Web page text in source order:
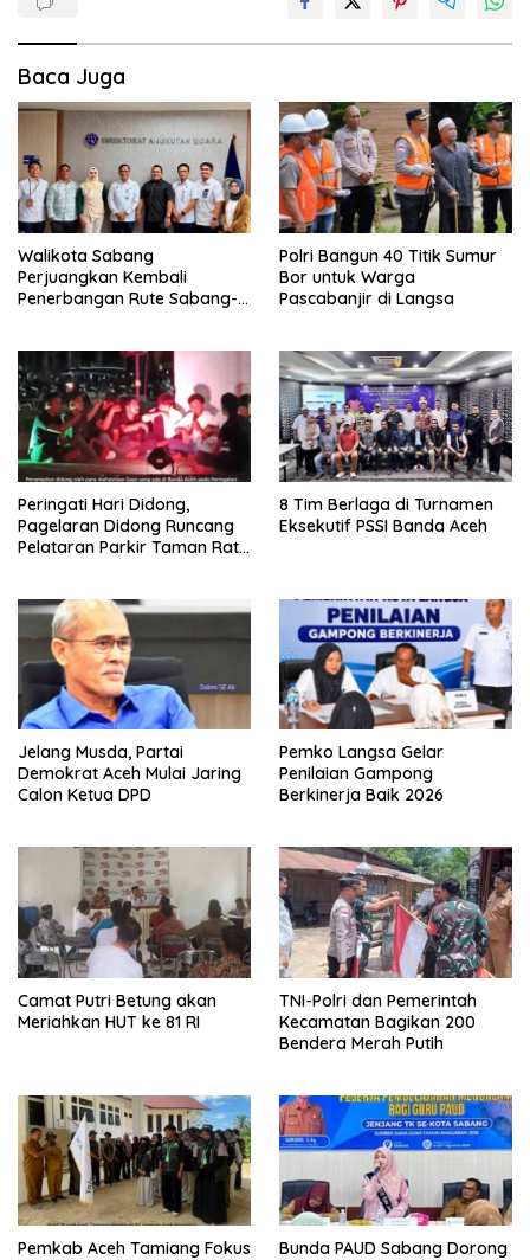
Baca Juga
Walikota Sabang
Perjuangkan Kembali
Penerbangan Rute Sabang-
Polri Bangun 40 Titik Sumur
Bor untuk Warga
Pascabanjir di Langsa
Peringati Hari Didong,
Pagelaran Didong Runcang
Pelataran Parkir Taman Ratu
8 Tim Berlaga di Turnamen
Eksekutif PSSI Banda Aceh
Jelang Musda, Partai
Demokrat Aceh Mulai Jaring
Calon Ketua DPD
Pemko Langsa Gelar
Penilaian Gampong
Berkinerja Baik 2026
Camat Putri Betung akan
Meriahkan HUT ke 81 RI
TNI-Polri dan Pemerintah
Kecamatan Bagikan 200
Bendera Merah Putih
Pemkab Aceh Tamiang Fokus
Bunda PAUD Sabang Dorong